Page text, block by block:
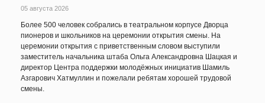
05 августа 2026
Более 500 человек собрались в театральном корпусе Дворца
пионеров и школьников на церемонии открытия смены. На
церемонии открытия с приветственным словом выступили
заместитель начальника штаба Ольга Александровна Шацкая и
директор Центра поддержки молодёжных инициатив Шамиль
Азгарович Хатмуллин и пожелали ребятам хорошей трудовой
смены.